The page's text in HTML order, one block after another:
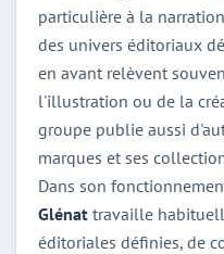
particulière à la
des univers éditoriaux
en avant relèvent
l'illustration ou de la
groupe publie aussi
marques et ses
Dans son
Glénat travaille
éditoriales définies, de